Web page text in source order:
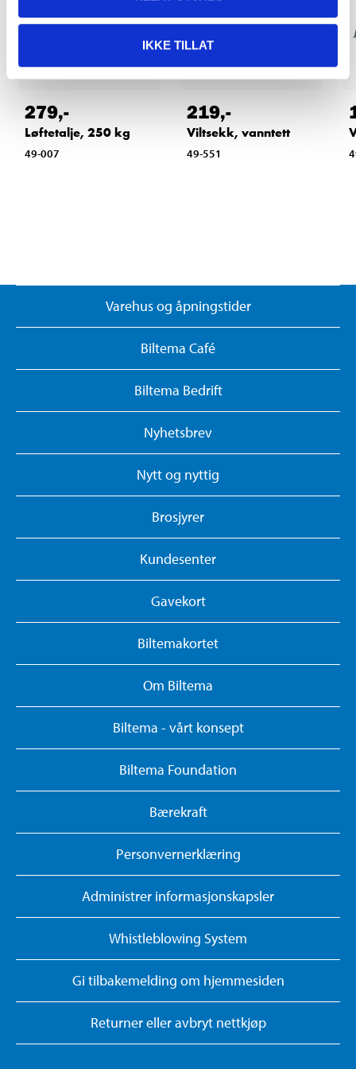
IKKE TILLAT
279,-
Løftetalje, 250 kg
49-007
219,-
Viltsekk, vanntett
49-551
Varehus og åpningstider
Biltema Café
Biltema Bedrift
Nyhetsbrev
Nytt og nyttig
Brosjyrer
Kundesenter
Gavekort
Biltemakortet
Om Biltema
Biltema - vårt konsept
Biltema Foundation
Bærekraft
Personvernerklæring
Administrer informasjonskapsler
Whistleblowing System
Gi tilbakemelding om hjemmesiden
Returner eller avbryt nettkjøp